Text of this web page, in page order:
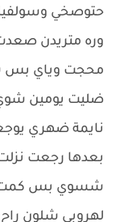
حتوصخي
وره متريدن
محجت وياي بس
ضليت يومين
نايمة ضهري
بعدها رجعت
شسوي بس كمت
لهروبي شلون